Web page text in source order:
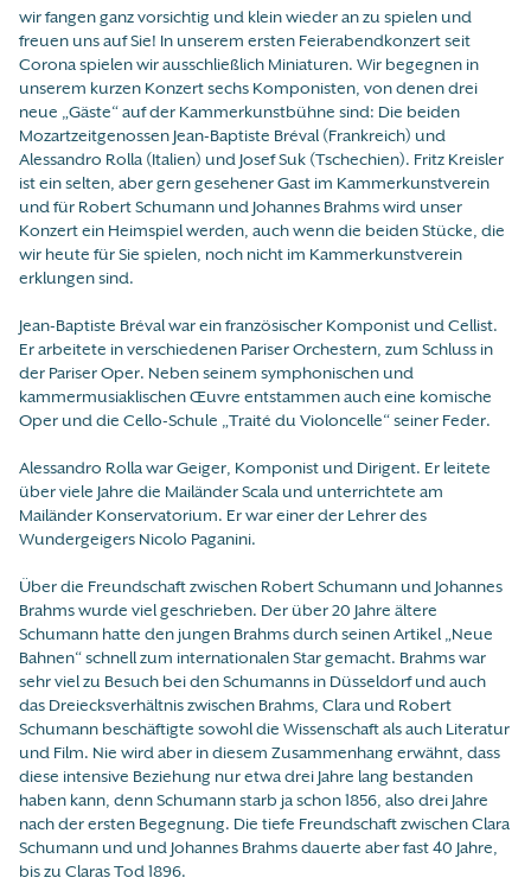
wir fangen ganz vorsichtig und klein wieder an zu spielen und
freuen uns auf Sie! In unserem ersten Feierabendkonzert seit
Corona spielen wir ausschließlich Miniaturen. Wir begegnen in
unserem kurzen Konzert sechs Komponisten, von denen drei
neue „Gäste“ auf der Kammerkunstbühne sind: Die beiden
Mozartzeitgenossen Jean-Baptiste Bréval (Frankreich) und
Alessandro Rolla (Italien) und Josef Suk (Tschechien). Fritz Kreisler
ist ein selten, aber gern gesehener Gast im Kammerkunstverein
und für Robert Schumann und Johannes Brahms wird unser
Konzert ein Heimspiel werden, auch wenn die beiden Stücke, die
wir heute für Sie spielen, noch nicht im Kammerkunstverein
erklungen sind.
Jean-Baptiste Bréval war ein französischer Komponist und Cellist.
Er arbeitete in verschiedenen Pariser Orchestern, zum Schluss in
der Pariser Oper. Neben seinem symphonischen und
kammermusiaklischen Œuvre entstammen auch eine komische
Oper und die Cello-Schule „Traité du Violoncelle“ seiner Feder.
Alessandro Rolla war Geiger, Komponist und Dirigent. Er leitete
über viele Jahre die Mailänder Scala und unterrichtete am
Mailänder Konservatorium. Er war einer der Lehrer des
Wundergeigers Nicolo Paganini.
Über die Freundschaft zwischen Robert Schumann und Johannes
Brahms wurde viel geschrieben. Der über 20 Jahre ältere
Schumann hatte den jungen Brahms durch seinen Artikel „Neue
Bahnen“ schnell zum internationalen Star gemacht. Brahms war
sehr viel zu Besuch bei den Schumanns in Düsseldorf und auch
das Dreiecksverhältnis zwischen Brahms, Clara und Robert
Schumann beschäftigte sowohl die Wissenschaft als auch Literatur
und Film. Nie wird aber in diesem Zusammenhang erwähnt, dass
diese intensive Beziehung nur etwa drei Jahre lang bestanden
haben kann, denn Schumann starb ja schon 1856, also drei Jahre
nach der ersten Begegnung. Die tiefe Freundschaft zwischen Clara
Schumann und und Johannes Brahms dauerte aber fast 40 Jahre,
bis zu Claras Tod 1896.